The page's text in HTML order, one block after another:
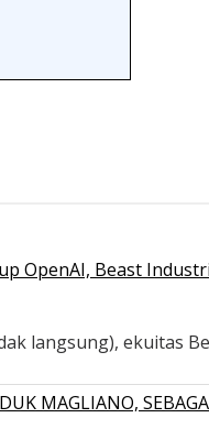
OpenAI, Beast
langsung), ekuitas
MAGLIANO,